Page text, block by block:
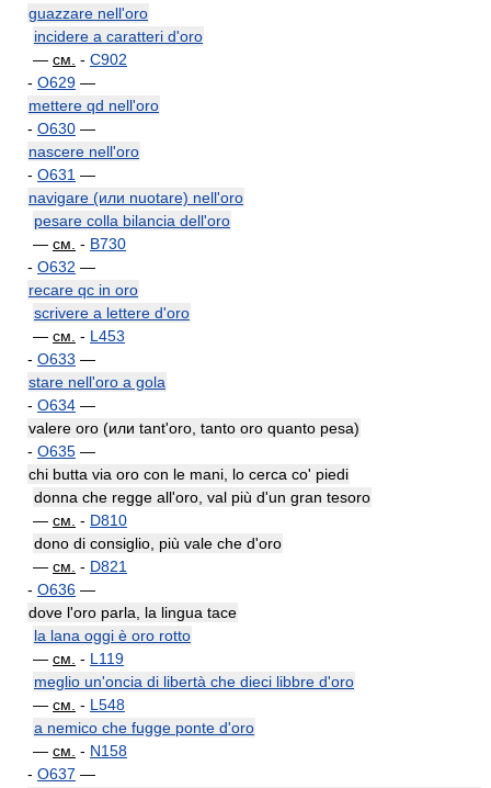
guazzare nell'oro
incidere a caratteri d'oro
— см. - C902
- O629 —
mettere qd nell'oro
- O630 —
nascere nell'oro
- O631 —
navigare (или nuotare) nell'oro
pesare colla bilancia dell'oro
— см. - B730
- O632 —
recare qc in oro
scrivere a lettere d'oro
— см. - L453
- O633 —
stare nell'oro a gola
- O634 —
valere oro (или tant'oro, tanto oro quanto pesa)
- O635 —
chi butta via oro con le mani, lo cerca co' piedi
donna che regge all'oro, val più d'un gran tesoro
— см. - D810
dono di consiglio, più vale che d'oro
— см. - D821
- O636 —
dove l'oro parla, la lingua tace
la lana oggi è oro rotto
— см. - L119
meglio un'oncia di libertà che dieci libbre d'oro
— см. - L548
a nemico che fugge ponte d'oro
— см. - N158
- O637 —